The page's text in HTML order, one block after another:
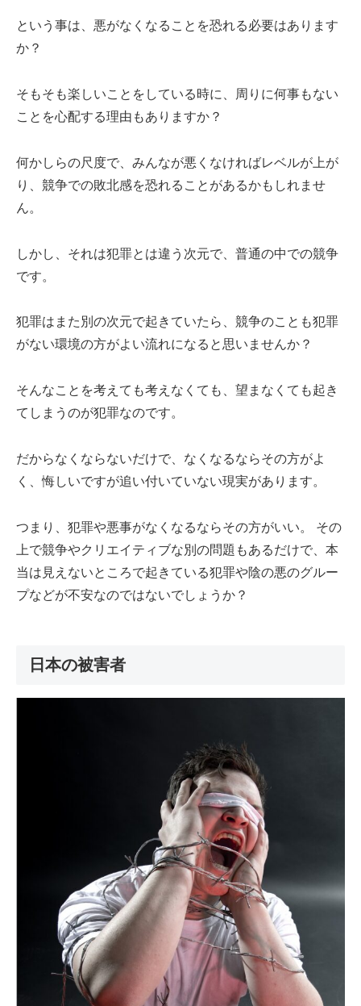
という事は、悪がなくなることを恐れる必要はあります
か？
そもそも楽しいことをしている時に、周りに何事もない
ことを心配する理由もありますか？
何かしらの尺度で、みんなが悪くなければレベルが上が
り、競争での敗北感を恐れることがあるかもしれませ
ん。
しかし、それは犯罪とは違う次元で、普通の中での競争
です。
犯罪はまた別の次元で起きていたら、競争のことも犯罪
がない環境の方がよい流れになると思いませんか？
そんなことを考えても考えなくても、望まなくても起き
てしまうのが犯罪なのです。
だからなくならないだけで、なくなるならその方がよ
く、悔しいですが追い付いていない現実があります。
つまり、犯罪や悪事がなくなるならその方がいい。 その
上で競争やクリエイティブな別の問題もあるだけで、本
当は見えないところで起きている犯罪や陰の悪のグルー
プなどが不安なのではないでしょうか？
日本の被害者